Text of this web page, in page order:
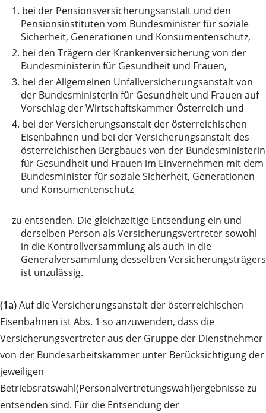
1. bei der Pensionsversicherungsanstalt und den
Pensionsinstituten vom Bundesminister für soziale
Sicherheit, Generationen und Konsumentenschutz,
2. bei den Trägern der Krankenversicherung von der
Bundesministerin für Gesundheit und Frauen,
3. bei der Allgemeinen Unfallversicherungsanstalt von
der Bundesministerin für Gesundheit und Frauen auf
Vorschlag der Wirtschaftskammer Österreich und
4. bei der Versicherungsanstalt der österreichischen
Eisenbahnen und bei der Versicherungsanstalt des
österreichischen Bergbaues von der Bundesministerin
für Gesundheit und Frauen im Einvernehmen mit dem
Bundesminister für soziale Sicherheit, Generationen
und Konsumentenschutz
zu entsenden. Die gleichzeitige Entsendung ein und
derselben Person als Versicherungsvertreter sowohl
in die Kontrollversammlung als auch in die
Generalversammlung desselben Versicherungsträgers
ist unzulässig.
(1a)Auf die Versicherungsanstalt der österreichischen
Eisenbahnen ist Abs. 1 so anzuwenden, dass die
Versicherungsvertreter aus der Gruppe der Dienstnehmer
von der Bundesarbeitskammer unter Berücksichtigung der
jeweiligen
Betriebsratswahl(Personalvertretungswahl)ergebnisse zu
entsenden sind. Für die Entsendung der